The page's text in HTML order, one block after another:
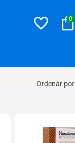
0
Ordenar por